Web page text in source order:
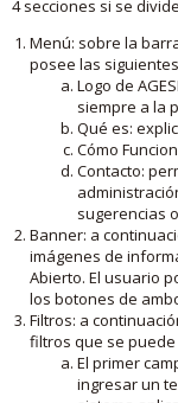
4 secciones si se
Menú: sobre la
posee las
Logo de
siempre a la
Qué es:
Cómo
Contacto:
sugerencias
Banner: a
imágenes de
Abierto. El usuario
los botones de
Filtros: a
filtros que se
El primer
ingresar un